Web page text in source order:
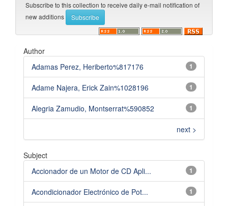
Subscribe to this collection to receive daily e-mail notification of
new additions
Author
1
Adamas Perez, Heriberto%817176
1
Adame Najera, Erick Zain%1028196
1
Alegria Zamudio, Montserrat%590852
next >
Subject
1
Accionador de un Motor de CD Apli...
1
Acondicionador Electrónico de Pot...